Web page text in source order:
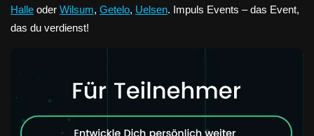
Halle oder Wilsum, Getelo, Uelsen. Impuls Events – das Event,
das du verdienst!